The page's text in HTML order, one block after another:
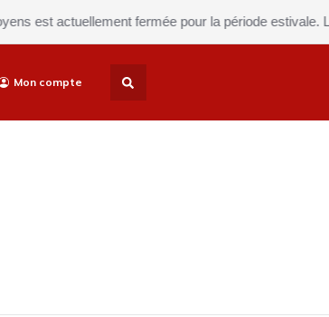
fermée pour la période estivale. Les
Mon compte